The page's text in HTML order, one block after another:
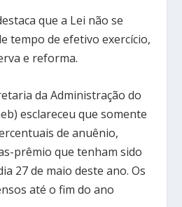
que a Lei não se
tempo de efetivo exercício,
e reforma.
da Administração do
esclareceu que somente
de anuênio,
prêmio que tenham sido
27 de maio deste ano. Os
até o fim do ano